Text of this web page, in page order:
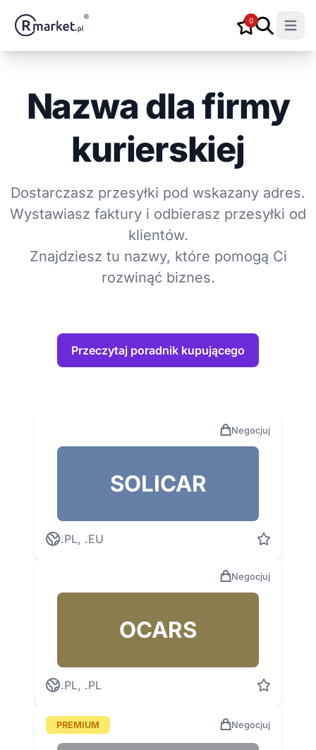
0
Open
Nazwa dla firmy
kurierskiej
Dostarczasz przesyłki pod wskazany adres.
Wystawiasz faktury i odbierasz przesyłki od
klientów.
Znajdziesz tu nazwy, które pomogą Ci
rozwinąć biznes.
Przeczytaj poradnik kupującego
Negocjuj
SOLICAR
.PL, .EU
Negocjuj
OCARS
.PL, .PL
PREMIUM Negocjuj